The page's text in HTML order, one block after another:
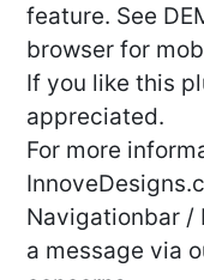
feature. See
browser for
If you like this
appreciated.
For more
Navigationbar /
a message via